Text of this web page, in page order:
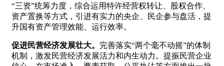
“三资”统筹力度，综合运用特许经营权转让、股权合作、
资产置换等方式，引进有实力的央企、民企参与盘活，提
升国有资产管理效能、运行效率。
促进民营经济发展壮大。 完善落实“两个毫不动摇”的体制
机制，激发民营经济发展活力和内生动力。提振民营企业